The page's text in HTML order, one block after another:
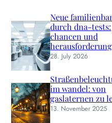
Neue
durch dna-tests:
chancen und
28. July 2026
im wandel: von
gaslaternen zu
13. November 2025